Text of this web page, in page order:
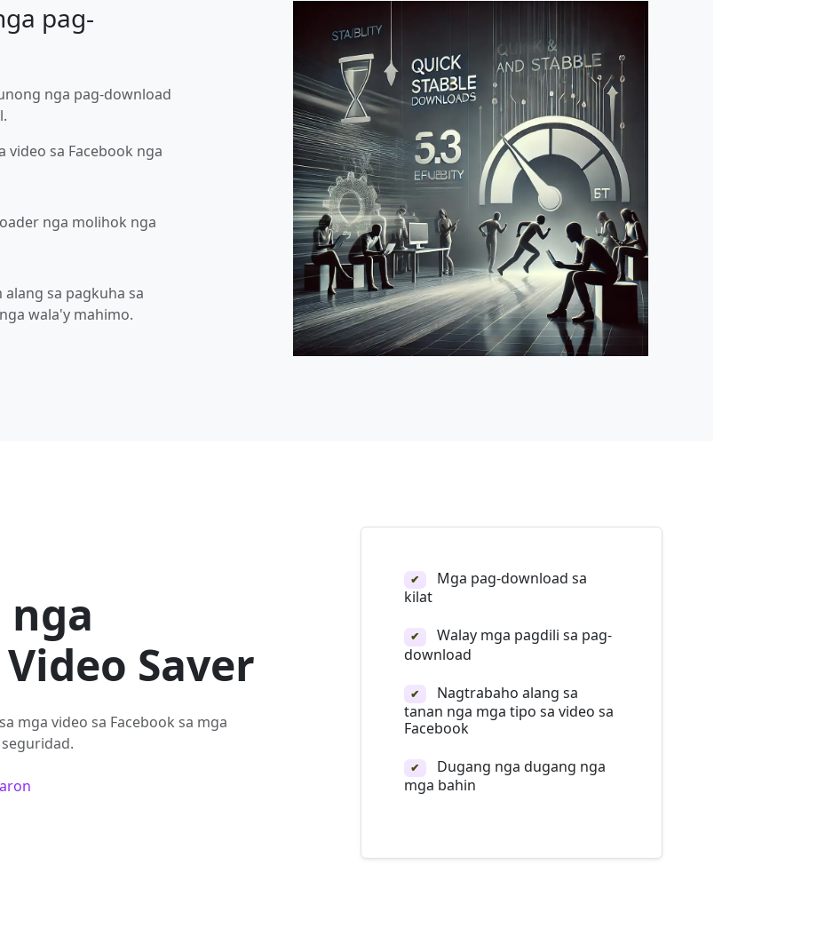
pag-
nga pag-download
video sa Facebook nga
nga molihok nga
sa pagkuha sa
wala'y mahimo.
Saver
mga video sa Facebook sa mga
✔
Mga pag-download sa
kilat
✔
Walay mga pagdili sa pag-
download
✔
Nagtrabaho alang sa
tanan nga mga tipo sa video sa
Facebook
✔
Dugang nga dugang nga
mga bahin